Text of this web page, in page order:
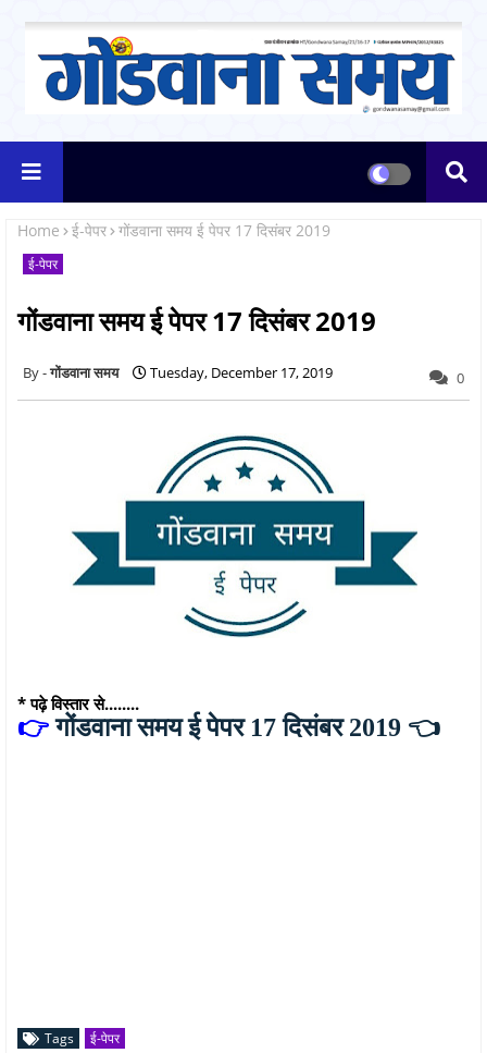
Home ई-पेपर गोंडवाना समय ई पेपर 17 दिसंबर 2019
ई-पेपर
गोंडवाना समय ई पेपर 17 दिसंबर 2019
गोंडवाना समय Tuesday, December 17, 2019 0
* पढ़े विस्तार से........
👉 गोंडवाना समय ई पेपर 17 दिसंबर 2019 👈
Tags ई-पेपर